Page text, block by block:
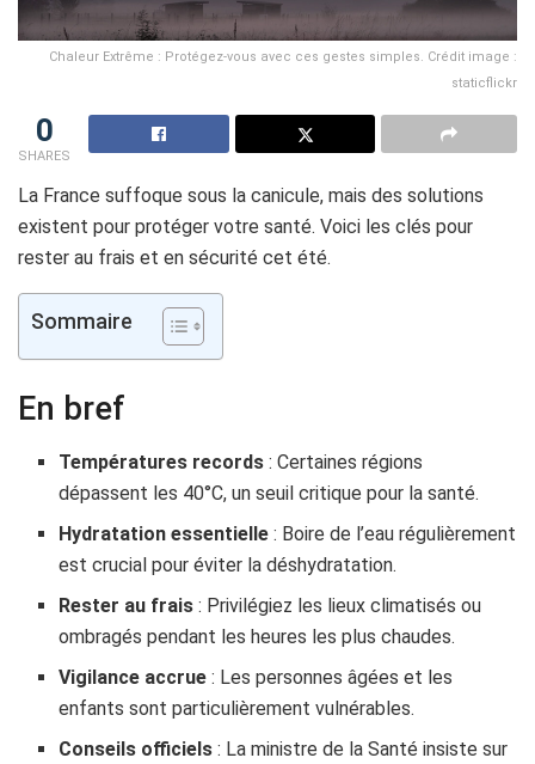
Chaleur Extrême : Protégez-vous avec ces gestes simples. Crédit image :
staticflickr
0
SHARES
La France suffoque sous la canicule, mais des solutions
existent pour protéger votre santé. Voici les clés pour
rester au frais et en sécurité cet été.
Sommaire
En bref
Températures records : Certaines régions
dépassent les 40°C, un seuil critique pour la santé.
Hydratation essentielle : Boire de l’eau régulièrement
est crucial pour éviter la déshydratation.
Rester au frais : Privilégiez les lieux climatisés ou
ombragés pendant les heures les plus chaudes.
Vigilance accrue : Les personnes âgées et les
enfants sont particulièrement vulnérables.
Conseils officiels : La ministre de la Santé insiste sur